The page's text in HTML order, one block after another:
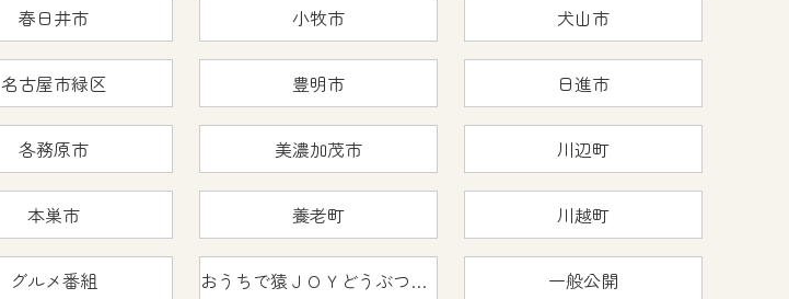
春日井市 小牧市 犬山市
名古屋市緑区 豊明市 日進市
各務原市 美濃加茂市 川辺町
本巣市 養老町 川越町
グルメ番組 おうちで猿ＪＯＹどうぶつえん 一般公開